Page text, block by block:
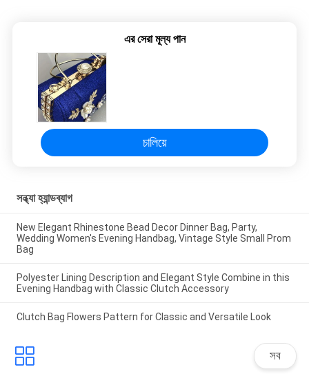
এর সেরা মূল্য পান
চালিয়ে
সন্ধ্যা হ্যান্ডব্যাগ
New Elegant Rhinestone Bead Decor Dinner Bag, Party,
Wedding Women's Evening Handbag, Vintage Style Small Prom
Bag
Polyester Lining Description and Elegant Style Combine in this
Evening Handbag with Classic Clutch Accessory
Clutch Bag Flowers Pattern for Classic and Versatile Look
সব